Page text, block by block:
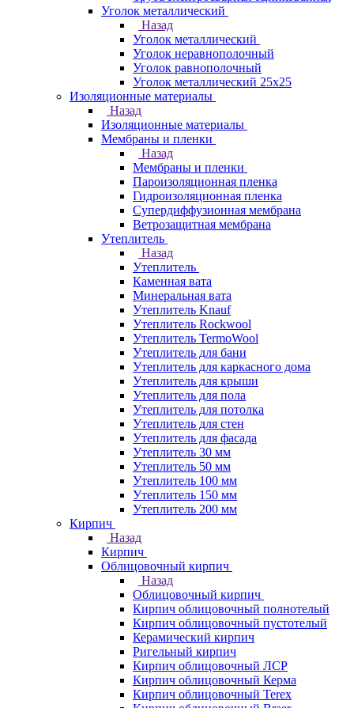
Уголок металлический
Назад
Уголок металлический
Уголок неравнополочный
Уголок равнополочный
Уголок металлический 25х25
Изоляционные материалы
Назад
Изоляционные материалы
Мембраны и пленки
Назад
Мембраны и пленки
Пароизоляционная пленка
Гидроизоляционная пленка
Супердиффузионная мембрана
Ветрозащитная мембрана
Утеплитель
Назад
Утеплитель
Каменная вата
Минеральная вата
Утеплитель Knauf
Утеплитель Rockwool
Утеплитель TermoWool
Утеплитель для бани
Утеплитель для каркасного дома
Утеплитель для крыши
Утеплитель для пола
Утеплитель для потолка
Утеплитель для стен
Утеплитель для фасада
Утеплитель 30 мм
Утеплитель 50 мм
Утеплитель 100 мм
Утеплитель 150 мм
Утеплитель 200 мм
Кирпич
Назад
Кирпич
Облицовочный кирпич
Назад
Облицовочный кирпич
Кирпич облицовочный полнотелый
Кирпич облицовочный пустотелый
Керамический кирпич
Ригельный кирпич
Кирпич облицовочный ЛСР
Кирпич облицовочный Керма
Кирпич облицовочный Terex